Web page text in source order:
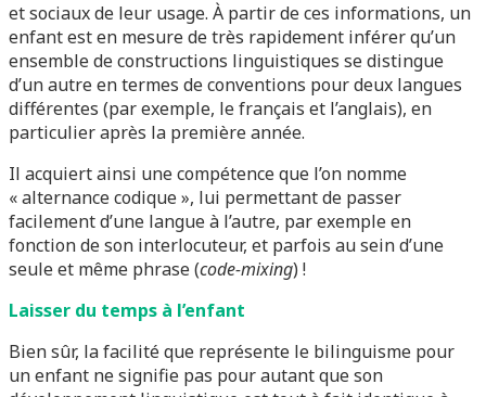
et sociaux de leur usage. À partir de ces informations, un
enfant est en mesure de très rapidement inférer qu’un
ensemble de constructions linguistiques se distingue
d’un autre en termes de conventions pour deux langues
différentes (par exemple, le français et l’anglais), en
particulier après la première année.
Il acquiert ainsi une compétence que l’on nomme
« alternance codique », lui permettant de passer
facilement d’une langue à l’autre, par exemple en
fonction de son interlocuteur, et parfois au sein d’une
seule et même phrase (code-mixing) !
Laisser du temps à l’enfant
Bien sûr, la facilité que représente le bilinguisme pour
un enfant ne signifie pas pour autant que son